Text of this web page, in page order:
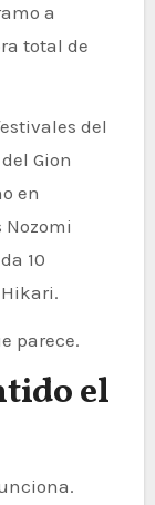
a
total de
del
Gion
en
Nozomi
10
parece.
el